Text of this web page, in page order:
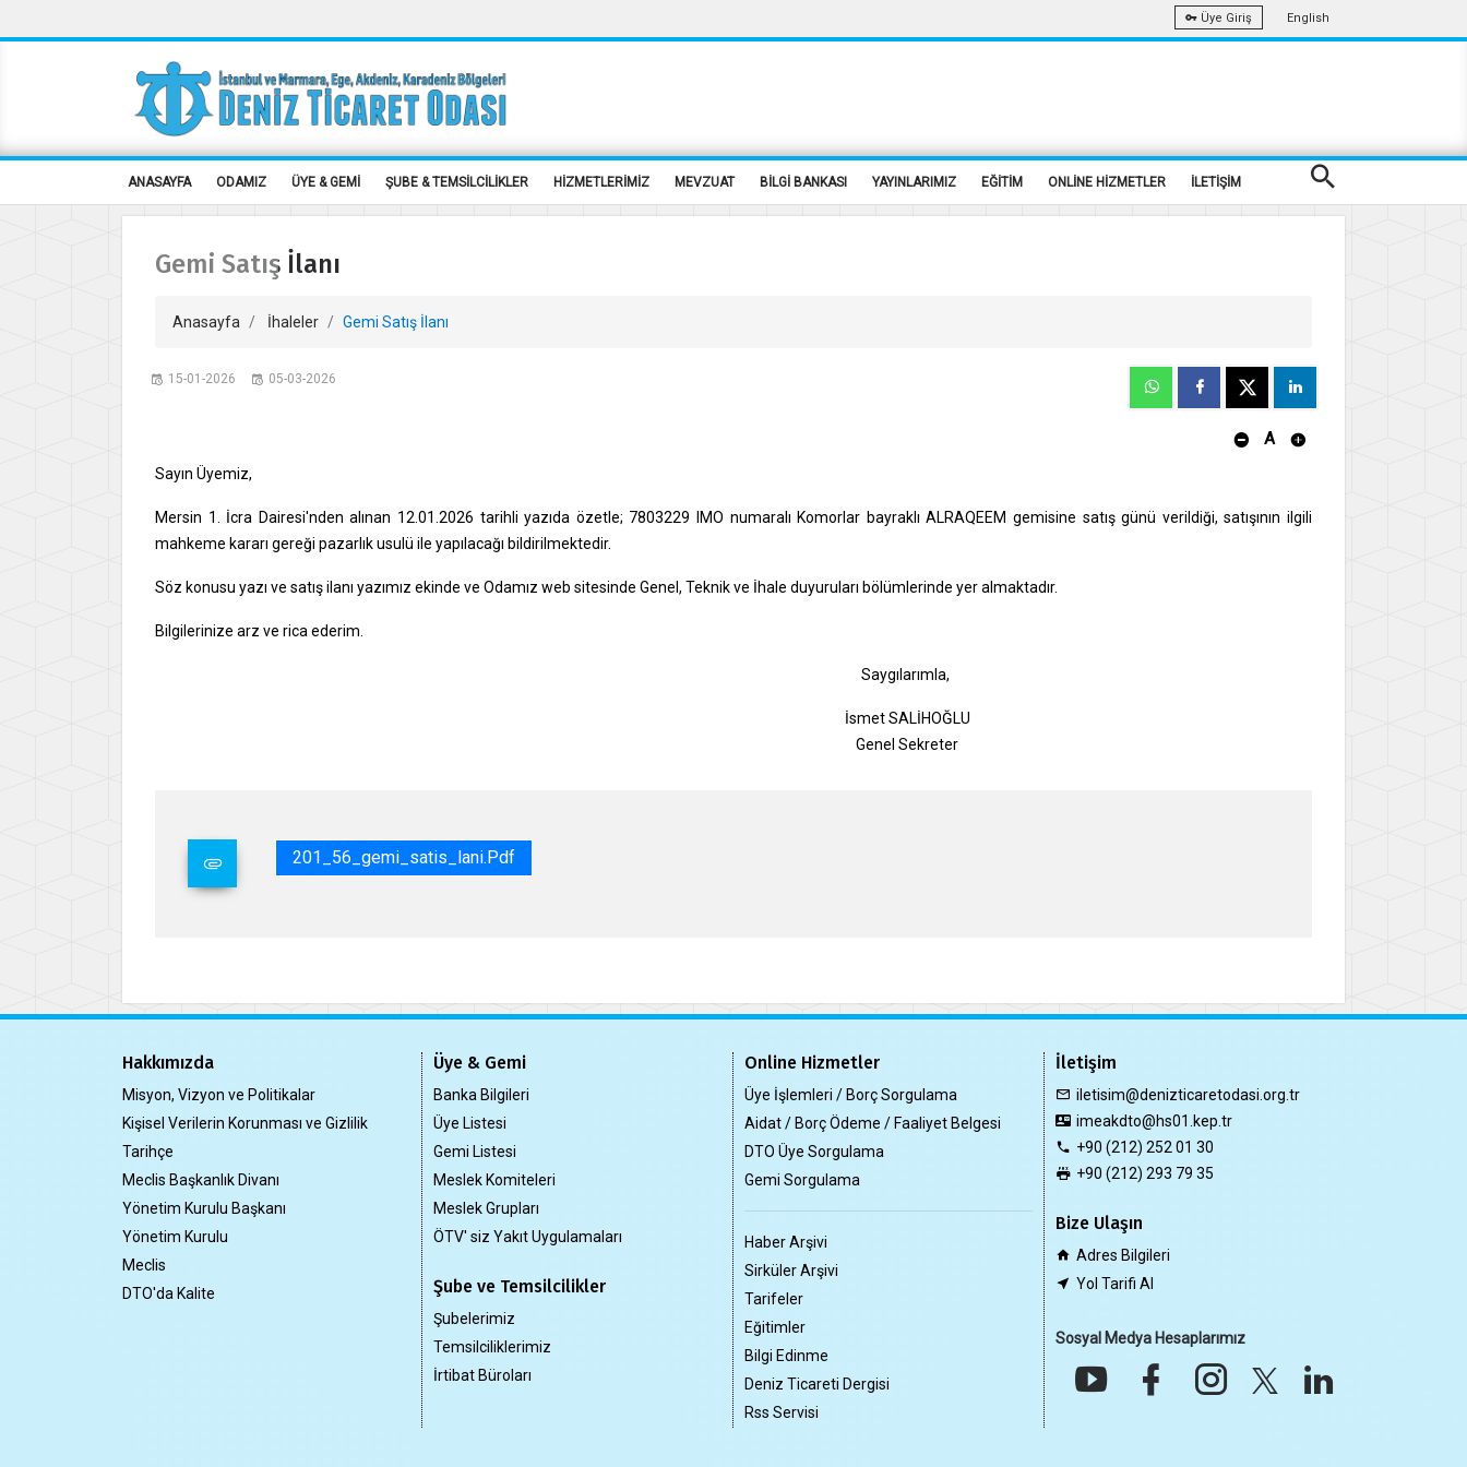
Üye Giriş English
ANASAYFA ODAMIZ ÜYE & GEMİ ŞUBE & TEMSİLCİLİKLER HİZMETLERİMİZ MEVZUAT BİLGİ BANKASI YAYINLARIMIZ EĞİTİM ONLİNE HİZMETLER İLETİŞİM
Gemi Satış İlanı
Anasayfa İhaleler Gemi Satış İlanı
15-01-2026 05-03-2026
A
Sayın Üyemiz,
Mersin 1. İcra Dairesi'nden alınan 12.01.2026 tarihli yazıda özetle; 7803229 IMO numaralı Komorlar bayraklı ALRAQEEM gemisine satış günü verildiği, satışının ilgili
mahkeme kararı gereği pazarlık usulü ile yapılacağı bildirilmektedir.
Söz konusu yazı ve satış ilanı yazımız ekinde ve Odamız web sitesinde Genel, Teknik ve İhale duyuruları bölümlerinde yer almaktadır.
Bilgilerinize arz ve rica ederim.
Saygılarımla,
İsmet SALİHOĞLU
Genel Sekreter
201_56_gemi_satis_lani.pdf
Hakkımızda
Misyon, Vizyon ve Politikalar
Kişisel Verilerin Korunması ve Gizlilik
Tarihçe
Meclis Başkanlık Divanı
Yönetim Kurulu Başkanı
Yönetim Kurulu
Meclis
DTO'da Kalite
Üye & Gemi
Banka Bilgileri
Üye Listesi
Gemi Listesi
Meslek Komiteleri
Meslek Grupları
ÖTV' siz Yakıt Uygulamaları
Şube ve Temsilcilikler
Şubelerimiz
Temsilciliklerimiz
İrtibat Büroları
Online Hizmetler
Üye İşlemleri / Borç Sorgulama
Aidat / Borç Ödeme / Faaliyet Belgesi
DTO Üye Sorgulama
Gemi Sorgulama
Haber Arşivi
Sirküler Arşivi
Tarifeler
Eğitimler
Bilgi Edinme
Deniz Ticareti Dergisi
Rss Servisi
İletişim
iletisim@denizticaretodasi.org.tr
imeakdto@hs01.kep.tr
+90 (212) 252 01 30
+90 (212) 293 79 35
Bize Ulaşın
Adres Bilgileri
Yol Tarifi Al
Sosyal Medya Hesaplarımız